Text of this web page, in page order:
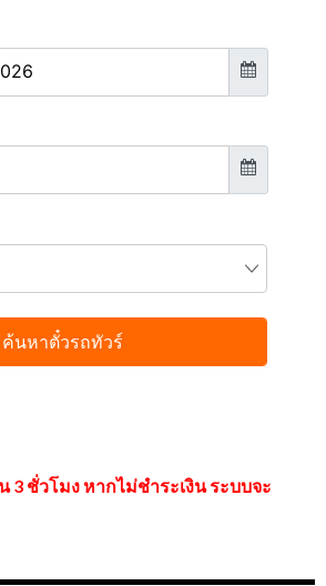
3 ชั่วโมง หากไม่ชำระเงิน ระบบจะ